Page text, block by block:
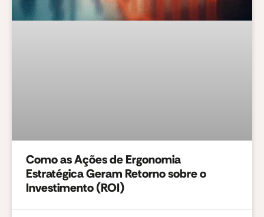
Como as Ações de Ergonomia
Estratégica Geram Retorno sobre o
Investimento (ROI)